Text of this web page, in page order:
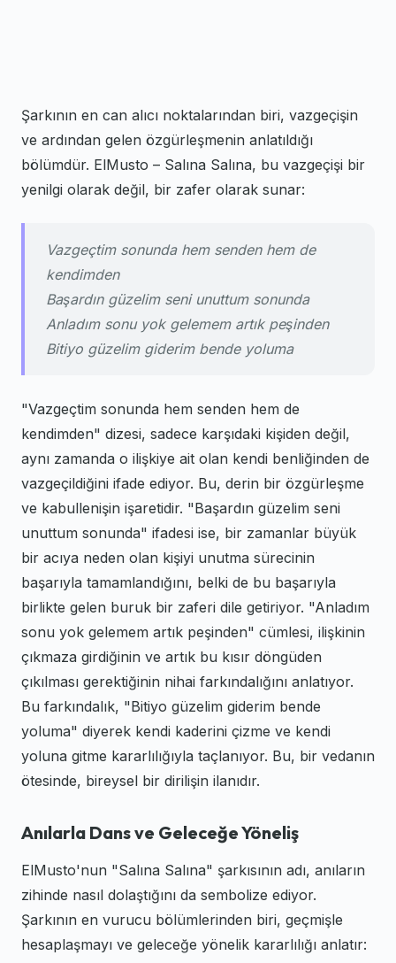
Şarkının en can alıcı noktalarından biri, vazgeçişin
ve ardından gelen özgürleşmenin anlatıldığı
bölümdür. ElMusto – Salına Salına, bu vazgeçişi bir
yenilgi olarak değil, bir zafer olarak sunar:
Vazgeçtim sonunda hem senden hem de
kendimden
Başardın güzelim seni unuttum sonunda
Anladım sonu yok gelemem artık peşinden
Bitiyo güzelim giderim bende yoluma
"Vazgeçtim sonunda hem senden hem de
kendimden" dizesi, sadece karşıdaki kişiden değil,
aynı zamanda o ilişkiye ait olan kendi benliğinden de
vazgeçildiğini ifade ediyor. Bu, derin bir özgürleşme
ve kabullenişin işaretidir. "Başardın güzelim seni
unuttum sonunda" ifadesi ise, bir zamanlar büyük
bir acıya neden olan kişiyi unutma sürecinin
başarıyla tamamlandığını, belki de bu başarıyla
birlikte gelen buruk bir zaferi dile getiriyor. "Anladım
sonu yok gelemem artık peşinden" cümlesi, ilişkinin
çıkmaza girdiğinin ve artık bu kısır döngüden
çıkılması gerektiğinin nihai farkındalığını anlatıyor.
Bu farkındalık, "Bitiyo güzelim giderim bende
yoluma" diyerek kendi kaderini çizme ve kendi
yoluna gitme kararlılığıyla taçlanıyor. Bu, bir vedanın
ötesinde, bireysel bir dirilişin ilanıdır.
Anılarla Dans ve Geleceğe Yöneliş
ElMusto'nun "Salına Salına" şarkısının adı, anıların
zihinde nasıl dolaştığını da sembolize ediyor.
Şarkının en vurucu bölümlerinden biri, geçmişle
hesaplaşmayı ve geleceğe yönelik kararlılığı anlatır: